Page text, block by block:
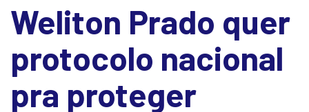
Weliton Prado quer
protocolo nacional
pra proteger